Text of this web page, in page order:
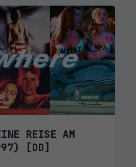
REISE AM
[DD]